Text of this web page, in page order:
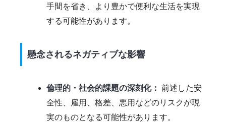
手間を省き、より豊かで便利な生活を実現
する可能性があります。
懸念されるネガティブな影響
倫理的・社会的課題の深刻化： 前述した安
全性、雇用、格差、悪用などのリスクが現
実のものとなる可能性があります。